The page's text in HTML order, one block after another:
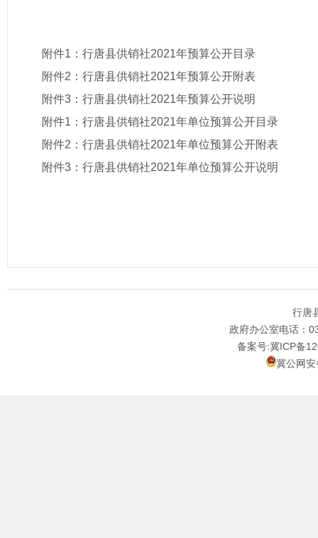
附件1： 行唐县供销社2021年预算公开目录
附件2： 行唐县供销社2021年预算公开附表
附件3： 行唐县供销社2021年预算公开说明
附件1： 行唐县供销社2021年单位预算公开目录
附件2： 行唐县供销社2021年单位预算公开附表
附件3： 行唐县供销社2021年单位预算公开说明